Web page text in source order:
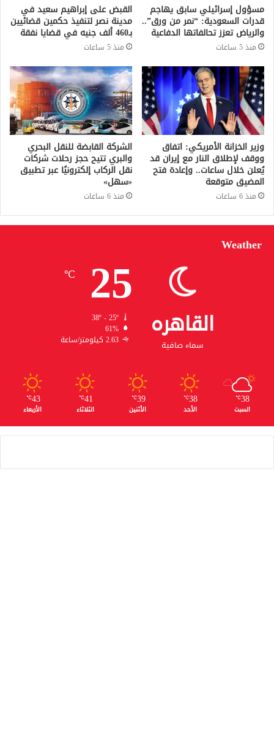
مسؤول إسرائيلي سابق يهاجم
قدرات السعودية: “نمر من ورق”..
والرياض تعزز تحالفاتها الدفاعية
منذ 5 ساعات
القبض على إبراهيم سعيد في
مدينة نصر لتنفيذ حكمين قضائيين
بـ460 ألف جنيه في قضايا نفقة
منذ 5 ساعات
وزير الخزانة الأمريكي: اتفاق
ووقف لإطلاق النار مع إيران قد
يُعلن خلال ساعات.. وإعادة فتح
المضيق متوقعة
منذ 6 ساعات
الشركة القابضة للنقل البحري
والبري تتيح حجز رحلات شركات
نقل الركاب إلكترونيًا عبر تطبيق
«سهل»
منذ 6 ساعات
Weather
القاهره
سماء صافية
25
℃
38º - 25º
61%
2.63 كيلومتر/ساعة
38
℃
السبت
38
℃
الأحد
39
℃
الأثنين
41
℃
الثلاثاء
43
℃
الأربعاء